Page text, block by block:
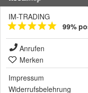
IM-TRADING
99%
Anrufen
Merken
Impressum
Widerrufsbelehrung